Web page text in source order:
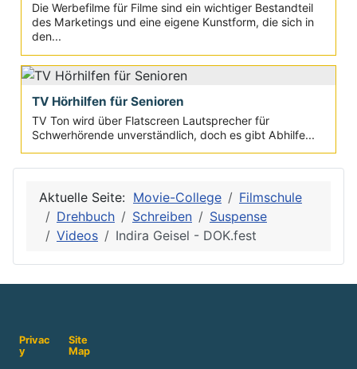
Die Werbefilme für Filme sind ein wichtiger Bestandteil
des Marketings und eine eigene Kunstform, die sich in
den...
TV Hörhilfen für Senioren
TV Ton wird über Flatscreen Lautsprecher für
Schwerhörende unverständlich, doch es gibt Abhilfe...
Aktuelle Seite: Movie-College
Filmschule
Drehbuch
Schreiben
Suspense
Videos
Indira Geisel - DOK.fest
Privac
y
Site
Map